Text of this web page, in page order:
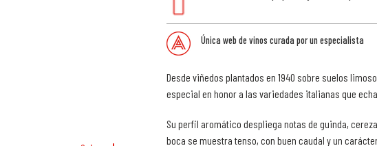
Única web de vinos curada por un especialista
Desde viñedos plantados en 1940 sobre suelos
especial en honor a las variedades italianas que
Su perfil aromático despliega notas de guinda,
boca se muestra tenso, con buen caudal y un